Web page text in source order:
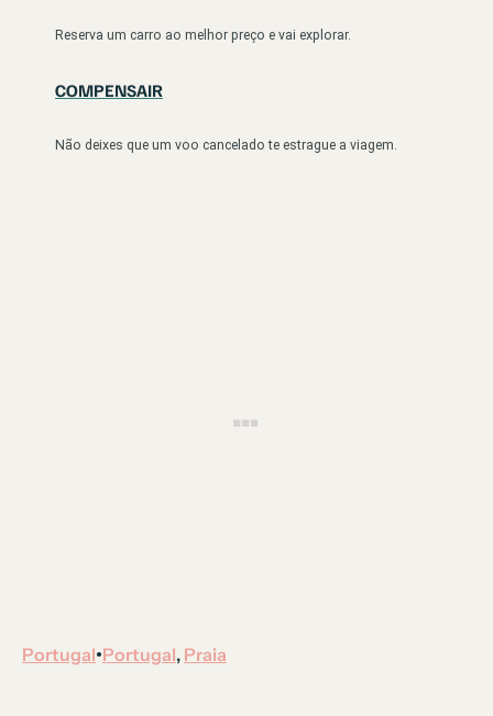
Reserva um carro ao melhor preço e vai explorar.
COMPENSAIR
Não deixes que um voo cancelado te estrague a viagem.
Portugal•Portugal, Praia